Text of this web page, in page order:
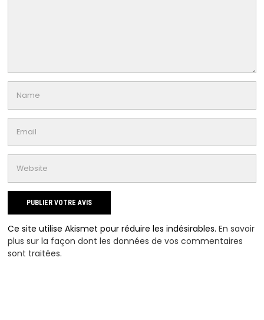
Ce site utilise Akismet pour réduire les indésirables.En savoir
plus sur la façon dont les données de vos commentaires
sont traitées.